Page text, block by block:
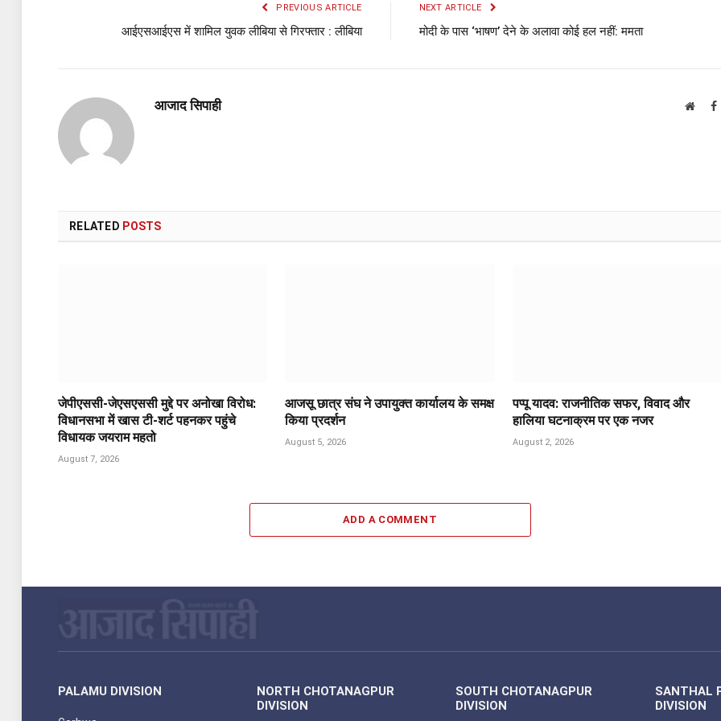
PREVIOUS ARTICLE
आईएसआईएस में शामिल युवक लीबिया से गिरफ्तार : लीबिया
NEXT ARTICLE
मोदी के पास ‘भाषण’ देने के अलावा कोई हल नहीं: ममता
आजाद सिपाही
RELATED POSTS
जेपीएससी-जेएसएससी मुद्दे पर अनोखा विरोध:
विधानसभा में खास टी-शर्ट पहनकर पहुंचे
विधायक जयराम महतो
August 7, 2026
आजसू छात्र संघ ने उपायुक्त कार्यालय के समक्ष
किया प्रदर्शन
August 5, 2026
पप्पू यादव: राजनीतिक सफर, विवाद और
हालिया घटनाक्रम पर एक नजर
August 2, 2026
ADD A COMMENT
PALAMU DIVISION
NORTH CHOTANAGPUR
DIVISION
SOUTH CHOTANAGPUR
DIVISION
SANTHAL
DIVISION